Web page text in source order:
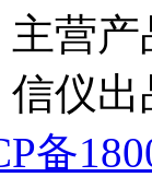
营产
信仪
备